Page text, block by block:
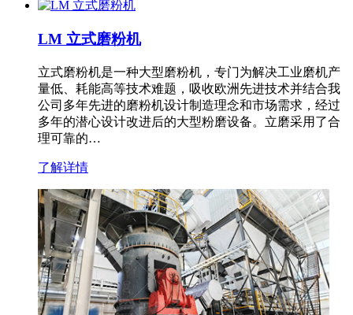
LM 立式磨粉机
立式磨粉机是一种大型磨粉机，专门为解决工业磨机产
量低、耗能高等技术难题，吸收欧洲先进技术并结合我
公司多年先进的磨粉机设计制造理念和市场需求，经过
多年的潜心设计改进后的大型粉磨设备。立磨采用了合
理可靠的…
了解详情